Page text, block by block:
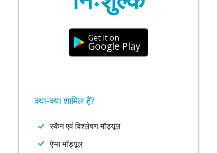
Get it on
Google Play
क्या-क्या शामिल हैं?
स्कैन एवं विश्लेषण मॉड्यूल
ऐप्स मॉड्यूल